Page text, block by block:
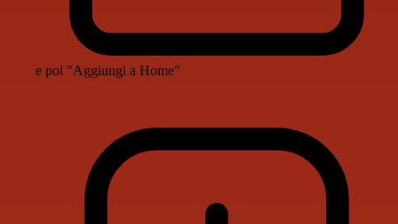
e poi "Aggiungi a Home"